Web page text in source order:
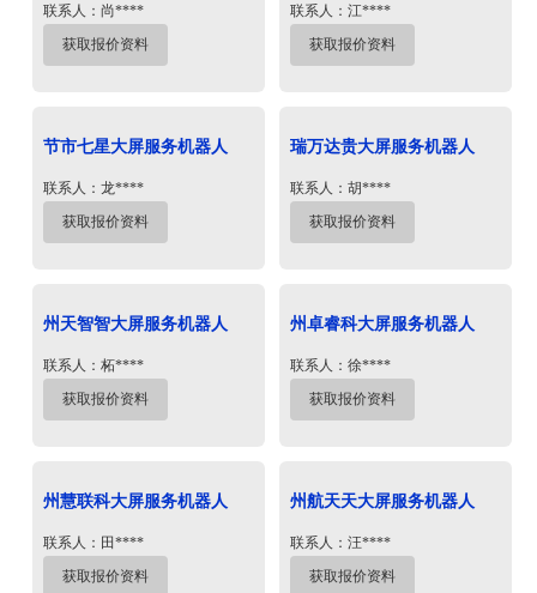
联系人：尚****
获取报价资料
联系人：江****
获取报价资料
节市七星大屏服务机器人
联系人：龙****
获取报价资料
瑞万达贵大屏服务机器人
联系人：胡****
获取报价资料
州天智智大屏服务机器人
联系人：柘****
获取报价资料
州卓睿科大屏服务机器人
联系人：徐****
获取报价资料
州慧联科大屏服务机器人
联系人：田****
获取报价资料
州航天天大屏服务机器人
联系人：汪****
获取报价资料